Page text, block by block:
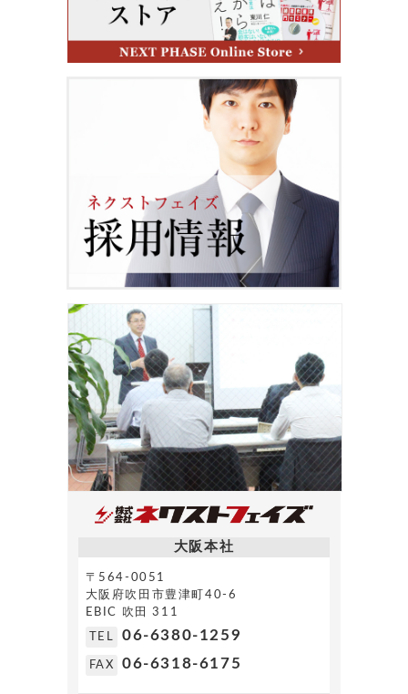
大阪本社
〒564-0051
大阪府吹田市豊津町40-6
EBIC 吹田 311
TEL 06-6380-1259
FAX 06-6318-6175